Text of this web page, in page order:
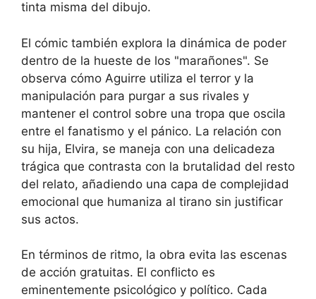
tinta misma del dibujo.
El cómic también explora la dinámica de poder
dentro de la hueste de los "marañones". Se
observa cómo Aguirre utiliza el terror y la
manipulación para purgar a sus rivales y
mantener el control sobre una tropa que oscila
entre el fanatismo y el pánico. La relación con
su hija, Elvira, se maneja con una delicadeza
trágica que contrasta con la brutalidad del resto
del relato, añadiendo una capa de complejidad
emocional que humaniza al tirano sin justificar
sus actos.
En términos de ritmo, la obra evita las escenas
de acción gratuitas. El conflicto es
eminentemente psicológico y político. Cada